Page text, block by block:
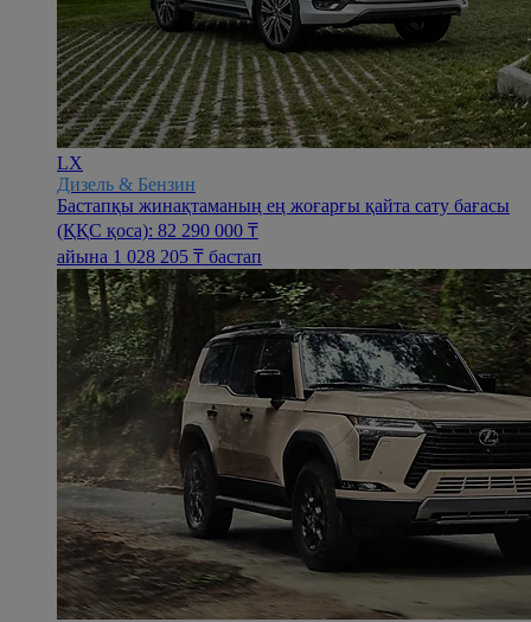
LX
Дизель & Бензин
Бастапқы жинақтаманың ең жоғарғы қайта сату бағасы
(ҚҚС қоса): 82 290 000 ₸
айына 1 028 205 ₸ бастап